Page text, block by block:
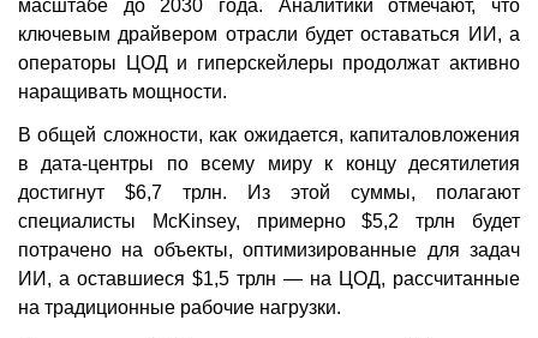
масштабе до 2030 года. Аналитики отмечают, что
ключевым драйвером отрасли будет оставаться ИИ, а
операторы ЦОД и гиперскейлеры продолжат активно
наращивать мощности.
В общей сложности, как ожидается, капиталовложения
в дата-центры по всему миру к концу десятилетия
достигнут $6,7 трлн. Из этой суммы, полагают
специалисты McKinsey, примерно $5,2 трлн будет
потрачено на объекты, оптимизированные для задач
ИИ, а оставшиеся $1,5 трлн — на ЦОД, рассчитанные
на традиционные рабочие нагрузки.